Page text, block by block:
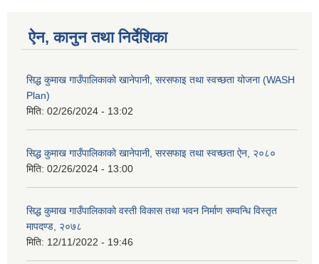
ऐन, कानुन तथा निर्देशिका
सिद्ध कुमाख गाउँपालिकाको खानेपानी, सरसफाइ तथा स्वच्छता योजना (WASH
Plan)
मिति: 02/26/2024 - 13:02
सिद्ध कुमाख गाउँपालिकाको खानेपानी, सरसफाइ तथा स्वच्छता ऐन, २०८०
मिति: 02/26/2024 - 13:00
सिद्ध कुमाख गाउँपालिकाको वस्ती विकास तथा भवन निर्माण सम्वन्धि विस्तृत
मापदण्ड, २०७८
मिति: 12/11/2022 - 19:46